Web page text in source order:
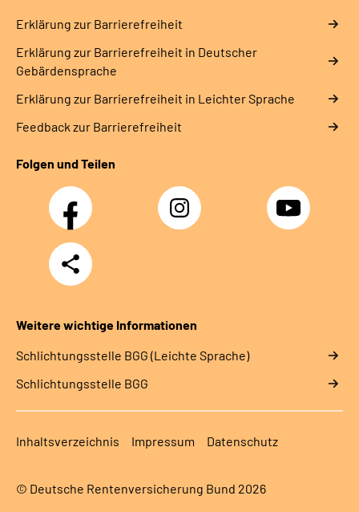
Erklärung zur Barrierefreiheit
Erklärung zur Barrierefreiheit in Deutscher
Gebärdensprache
Erklärung zur Barrierefreiheit in Leichter Sprache
Feedback zur Barrierefreiheit
Folgen und Teilen
Facebook Instagram YouTube
Teilen
Weitere wichtige Informationen
Schlich­tungs­stel­le BGG (Leichte Sprache)
Schlich­tungs­stel­le BGG
Inhaltsverzeichnis Impressum Datenschutz
© Deutsche Rentenversicherung Bund 2026